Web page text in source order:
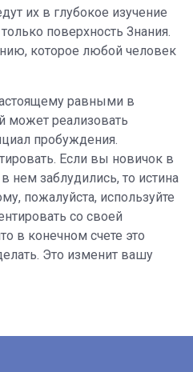
их в глубокое изучение
поверхность Знания.
которое любой человек
равными в
может реализовать
пробуждения.
Если вы новичок в
нем заблудились, то истина
пожалуйста, используйте
со своей
в конечном счете это
Это изменит вашу